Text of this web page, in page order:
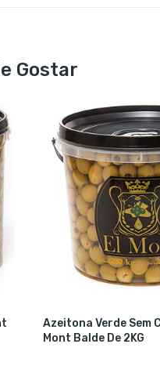
Gostar
Azeitona Verde Sem
Mont Balde De 2KG